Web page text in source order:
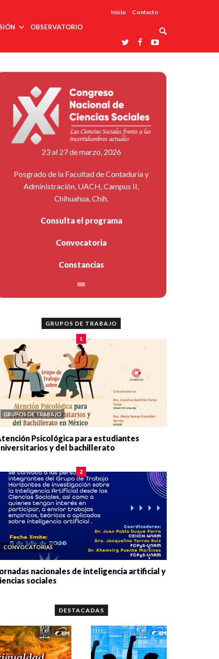
Inicio Contacto
ciencias
profesionales
trabajo
Redes
temáticas
Laboratorios
nacionales
Entidades
afines
Reconoce
La UDUALC
A La
Universidad
De México
En Su 475
Aniversario
OBSERVATORIO
23 al 27 de marzo, 2026
Posgrado de la Facultad de Contaduría y
Administración, UACH, Campus II,
Chihuahua, Chih.
Consulta el programa
Convocatoria
Constancias
GRUPOS DE TRABAJO
1
GRUPOS DE TRABAJO
Psicológica para estudiantes
y del bachillerato
2
CONVOCATORIAS
nacionales de inteligencia artificial y
sociales
DESTACADAS